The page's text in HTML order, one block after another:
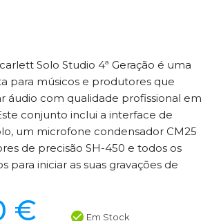
Solo Studio 4ª Geração é uma
para músicos e produtores que
áudio com qualidade profissional em
conjunto inclui a interface de
um microfone condensador CM25
de precisão SH-450 e todos os
para iniciar as suas gravações de
€ Em Stock